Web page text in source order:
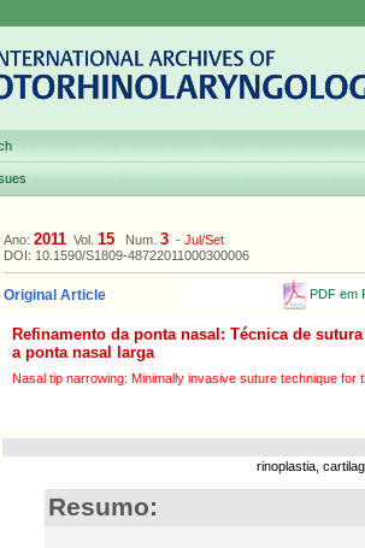
Ano: 2011 Vol. 15 Num. 3 - Jul/Set
DOI: 10.1590/S1809-48722011000300006
Original Article PDF em
Refinamento da ponta nasal: Técnica de
a ponta nasal larga
Nasal tip narrowing: Minimally invasive suture technique for
rinoplastia,
Resumo: